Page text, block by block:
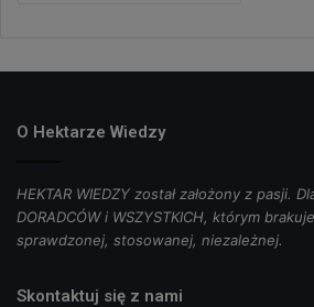
O Hektarze Wiedzy
HEKTAR WIEDZY został założony z pasji.
DORADCÓW i WSZYSTKICH, którym
sprawdzonej, stosowanej, niezależnej.
Skontaktuj się z nami